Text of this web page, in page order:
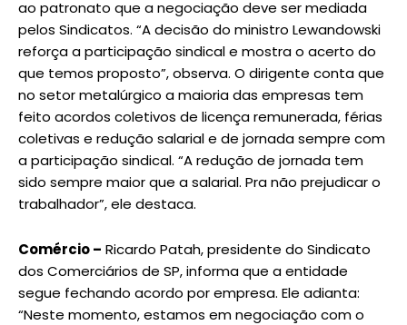
ao patronato que a negociação deve ser mediada
pelos Sindicatos. “A decisão do ministro Lewandowski
reforça a participação sindical e mostra o acerto do
que temos proposto”, observa. O dirigente conta que
no setor metalúrgico a maioria das empresas tem
feito acordos coletivos de licença remunerada, férias
coletivas e redução salarial e de jornada sempre com
a participação sindical. “A redução de jornada tem
sido sempre maior que a salarial. Pra não prejudicar o
trabalhador”, ele destaca.
Comércio – Ricardo Patah, presidente do Sindicato
dos Comerciários de SP, informa que a entidade
segue fechando acordo por empresa. Ele adianta:
“Neste momento, estamos em negociação com o